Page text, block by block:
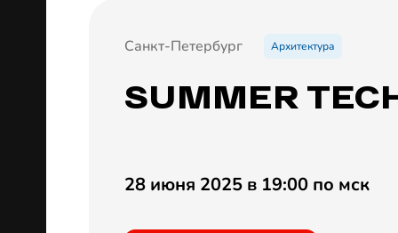
Санкт-Петербург Архитектура
SUMMER
28 июня 2025 в 19:00 по мск